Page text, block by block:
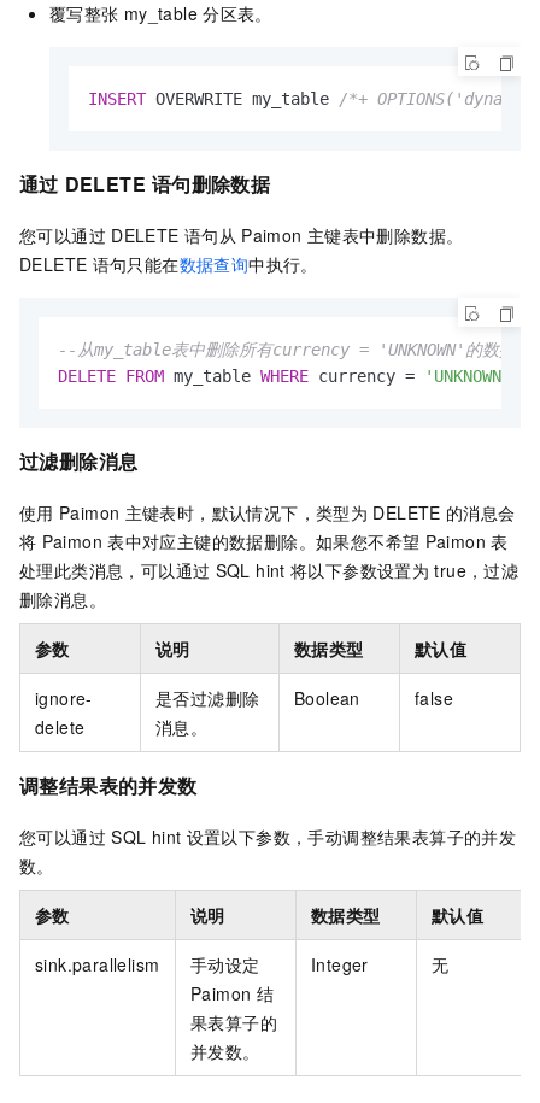
覆写整张 my_table 分区表。
INSERT OVERWRITE my_table /*+
通过 DELETE 语句删除数据
您可以通过 DELETE 语句从 Paimon 主键表中删除数据。
DELETE 语句只能在数据查询中执行。
--从my_table表中删除所有currency = 'UNKNOWN'的数据。
DELETE FROM my_table WHERE currency = 'UNKNOWN'
过滤删除消息
使用 Paimon 主键表时，默认情况下，类型为 DELETE 的消息会
将 Paimon 表中对应主键的数据删除。如果您不希望 Paimon 表
处理此类消息，可以通过 SQL hint 将以下参数设置为 true，过滤
删除消息。
参数 说明 数据类型 默认值
ignore-
delete
是否过滤删除
消息。
Boolean false
调整结果表的并发数
您可以通过 SQL hint 设置以下参数，手动调整结果表算子的并发
数。
参数 说明 数据类型 默认值
sink.parallelism
手动设定
Paimon 结
果表算子的
并发数。
Integer 无